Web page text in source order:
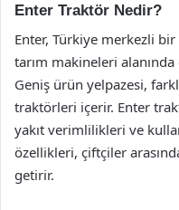
Enter Traktör Nedir?
Enter, Türkiye merkezli
tarım makineleri
Geniş ürün yelpazesi,
traktörleri içerir. Enter
yakıt verimlilikleri ve
özellikleri, çiftçiler
getirir.